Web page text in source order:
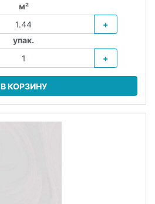
м²
+
упак.
+
В КОРЗИНУ